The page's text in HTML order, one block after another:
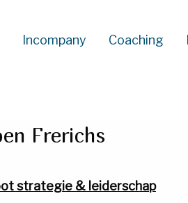
Incompany Coaching
Frerichs
strategie & leiderschap